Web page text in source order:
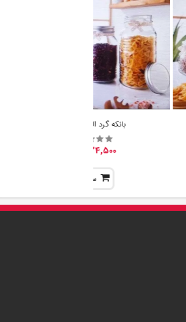
بانکه گرد الشن سایز 2
24,500 تومان
سبد خرید